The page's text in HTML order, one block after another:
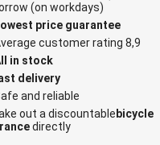
(on workdays)
price guarantee
customer rating 8,9
in stock
delivery
and reliable
out a discountable bicycle
directly